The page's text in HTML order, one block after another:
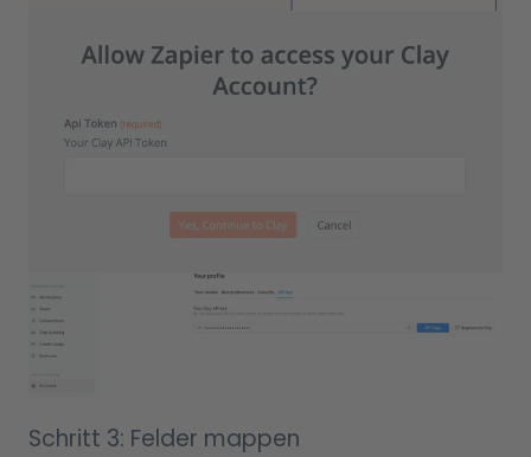
Schritt 3: Felder mappen